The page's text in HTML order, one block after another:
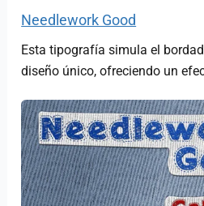
Needlework Good
Esta tipografía simula el
diseño único, ofreciendo un